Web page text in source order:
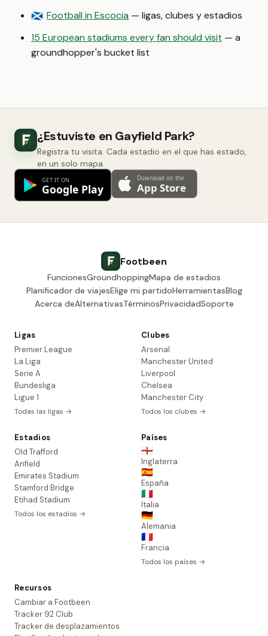
🏴󠁧󠁢󠁳󠁣󠁴󠁿 Football in Escocia — ligas, clubes y estadios
15 European stadiums every fan should visit — a
groundhopper's bucket list
¿Estuviste en Gayfield Park?
Registra tu visita. Cada estadio en el que has estado,
en un solo mapa.
Footbeen
FuncionesGroundhoppingMapa de estadios
Planificador de viajesElige mi partidoHerramientasBlog
Acerca deAlternativasTérminosPrivacidadSoporte
Ligas
Premier League
La Liga
Serie A
Bundesliga
Ligue 1
Todas las ligas →
Clubes
Arsenal
Manchester United
Liverpool
Chelsea
Manchester City
Todos los clubes →
Estadios
Old Trafford
Anfield
Emirates Stadium
Stamford Bridge
Etihad Stadium
Todos los estadios →
Países
🏴󠁧󠁢󠁥󠁮󠁧󠁿
Inglaterra
🇪🇸
España
🇮🇹
Italia
🇩🇪
Alemania
🇫🇷
Francia
Todos los países →
Recursos
Cambiar a Footbeen
Tracker 92 Club
Tracker de desplazamientos